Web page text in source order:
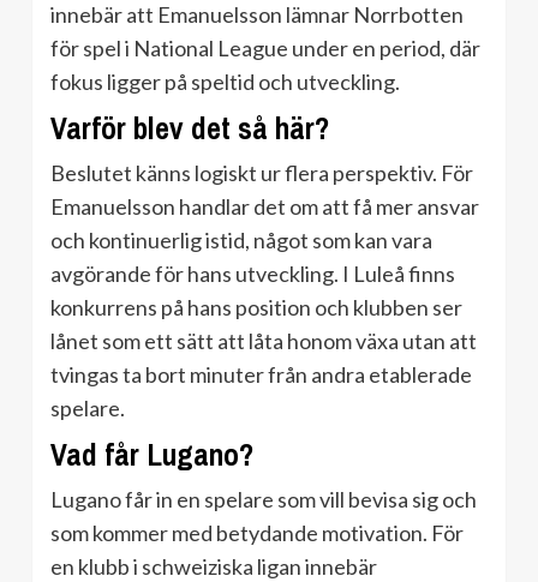
innebär att Emanuelsson lämnar Norrbotten
för spel i National League under en period, där
fokus ligger på speltid och utveckling.
Varför blev det så här?
Beslutet känns logiskt ur flera perspektiv. För
Emanuelsson handlar det om att få mer ansvar
och kontinuerlig istid, något som kan vara
avgörande för hans utveckling. I Luleå finns
konkurrens på hans position och klubben ser
lånet som ett sätt att låta honom växa utan att
tvingas ta bort minuter från andra etablerade
spelare.
Vad får Lugano?
Lugano får in en spelare som vill bevisa sig och
som kommer med betydande motivation. För
en klubb i schweiziska ligan innebär